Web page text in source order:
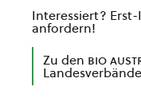
Interessiert?
anfordern!
Zu den bio